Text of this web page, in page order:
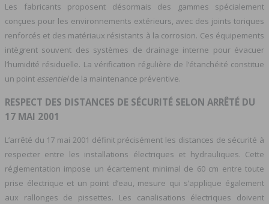
Les fabricants proposent désormais des gammes spécialement
conçues pour les environnements extérieurs, avec des joints toriques
renforcés et des matériaux résistants à la corrosion. Ces équipements
intègrent souvent des systèmes de drainage interne pour évacuer
l’humidité résiduelle. La vérification régulière de l’étanchéité constitue
un point essentielde la maintenance préventive.
RESPECT DES DISTANCES DE SÉCURITÉ SELON ARRÊTÉ DU
17 MAI 2001
L’arrêté du 17 mai 2001 définit précisément les distances de sécurité à
respecter entre les installations électriques et hydrauliques. Cette
réglementation impose un écartement minimal de 60 cm entre toute
prise électrique et un point d’eau, mesure qui s’applique également
aux rallonges de pissettes. Les canalisations électriques doivent